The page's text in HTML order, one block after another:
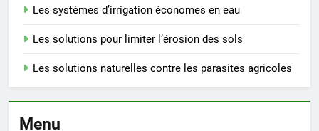
Les systèmes d’irrigation économes en eau
Les solutions pour limiter l’érosion des sols
Les solutions naturelles contre les parasites agricoles
Menu